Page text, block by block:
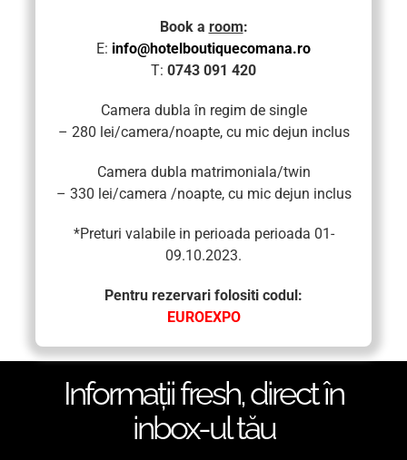
Book a room:
E: info@hotelboutiquecomana.ro
T: 0743 091 420
Camera dubla în regim de single
– 280 lei/camera/noapte, cu mic dejun inclus
Camera dubla matrimoniala/twin
– 330 lei/camera /noapte, cu mic dejun inclus
*Preturi valabile in perioada perioada 01-
09.10.2023.
Pentru rezervari folositi codul:
EUROEXPO
Informaţii fresh, direct în
inbox-ul tău